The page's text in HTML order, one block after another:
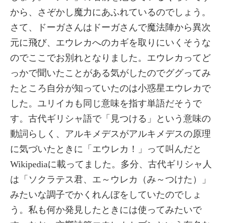
から、さぞかし魔力にあふれているのでしょう。
さて、ドーガさんはドーガさんで魔法陣から異次
元に飛び、エウレカへのカギを取りにいくそうな
のでここでお別れとなりました。エウレカってど
っかで聞いたことがある気がしたのでググってみ
たところ自分が知っていたのは小惑星エウレカで
した。ユリイカも同じ意味を指す単語だそうで
す。古代ギリシャ語で「見つける」という意味の
動詞らしく、アルキメデスがアルキメデスの原理
に気づいたときに「エウレカ！」って叫んだと
Wikipediaに載ってました。多分、古代ギリシャ人
は「ソクラテス君、エ～ウレカ（み～つけた）」
みたいな調子でかくれんぼをしていたのでしょ
う。私も何か発見したときには使ってみたいで